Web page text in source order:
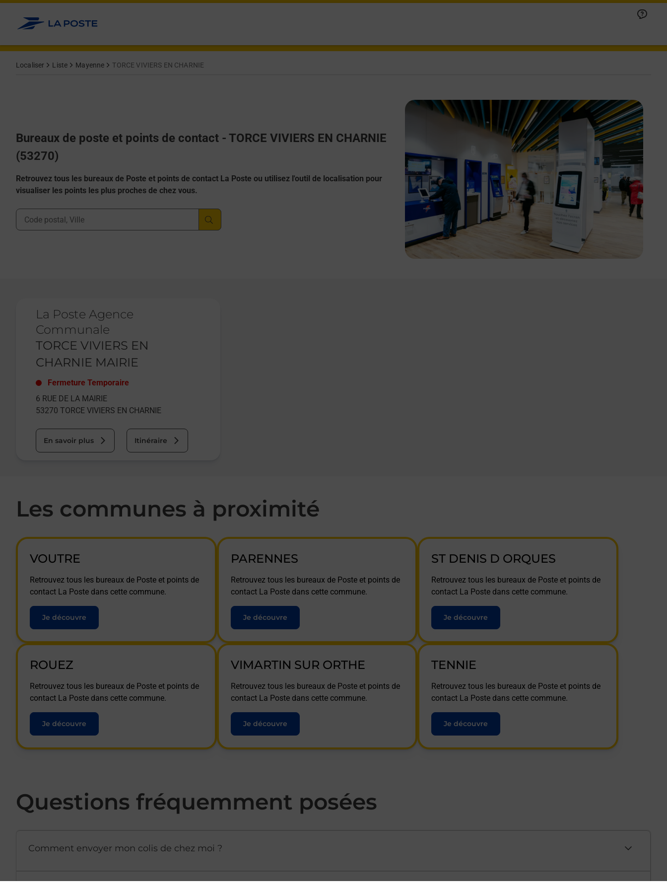
Allez au contenu
Localiser Liste Mayenne TORCE VIVIERS EN CHARNIE
Bureaux de poste et points de contact - TORCE VIVIERS EN CHARNIE
(53270)
Retrouvez tous les bureaux de Poste et points de contact La Poste ou utilisez l'outil de localisation pour
visualiser les points les plus proches de chez vous.
Ville, Département, Code Postal
La Poste Agence
Communale
TORCE VIVIERS EN
CHARNIE MAIRIE
Fermeture Temporaire
6 RUE DE LA MAIRIE
53270 TORCE VIVIERS EN CHARNIE
En savoir plus Itinéraire
Les communes à proximité
VOUTRE
Retrouvez tous les bureaux de Poste et points de
contact La Poste dans cette commune.
Je découvre
PARENNES
Retrouvez tous les bureaux de Poste et points de
contact La Poste dans cette commune.
Je découvre
ST DENIS D ORQUES
Retrouvez tous les bureaux de Poste et points de
contact La Poste dans cette commune.
Je découvre
ROUEZ
Retrouvez tous les bureaux de Poste et points de
contact La Poste dans cette commune.
Je découvre
VIMARTIN SUR ORTHE
Retrouvez tous les bureaux de Poste et points de
contact La Poste dans cette commune.
Je découvre
TENNIE
Retrouvez tous les bureaux de Poste et points de
contact La Poste dans cette commune.
Je découvre
Questions fréquemment posées
Comment envoyer mon colis de chez moi ?
Afficher ou masquer la réponse
Afficher ou masquer la réponse
Afficher ou masquer la réponse
Afficher ou masquer la réponse
Afficher ou masquer la réponse